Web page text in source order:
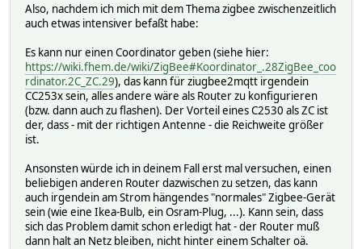
Also, nachdem ich mich mit dem Thema zigbee zwischenzeitlich
auch etwas intensiver befaßt habe:
Es kann nur einen Coordinator geben (siehe hier:
https://wiki.fhem.de/wiki/ZigBee#Koordinator_.28ZigBee_coo
rdinator.2C_ZC.29), das kann für ziugbee2mqtt irgendein
CC253x sein, alles andere wäre als Router zu konfigurieren
(bzw. dann auch zu flashen). Der Vorteil eines C2530 als ZC ist
der, dass - mit der richtigen Antenne - die Reichweite größer
ist.
Ansonsten würde ich in deinem Fall erst mal versuchen, einen
beliebigen anderen Router dazwischen zu setzen, das kann
auch irgendein am Strom hängendes "normales" Zigbee-Gerät
sein (wie eine Ikea-Bulb, ein Osram-Plug, ...). Kann sein, dass
sich das Problem damit schon erledigt hat - der Router muß
dann halt an Netz bleiben, nicht hinter einem Schalter oä.